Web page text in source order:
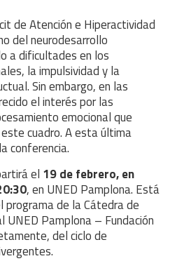
de Atención e Hiperactividad
del neurodesarrollo
a dificultades en los
la impulsividad y la
Sin embargo, en las
el interés por las
emocional que
cuadro. A esta última
conferencia.
el 19 de febrero, en
, en UNED Pamplona. Está
programa de la Cátedra de
UNED Pamplona – Fundación
del ciclo de